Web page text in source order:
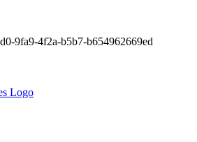
9fa9-4f2a-b5b7-b654962669ed